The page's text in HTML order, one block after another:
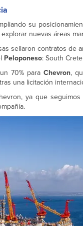
su
nuevas áreas
sellaron contratos
Peloponeso: South
70% para Chevron,
una licitación
ya que